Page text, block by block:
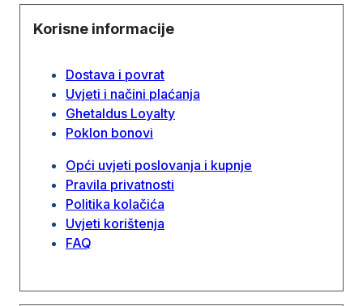
Korisne informacije
Dostava i povrat
Uvjeti i načini plaćanja
Ghetaldus Loyalty
Poklon bonovi
Opći uvjeti poslovanja i kupnje
Pravila privatnosti
Politika kolačića
Uvjeti korištenja
FAQ